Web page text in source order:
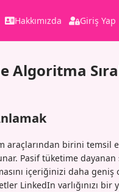
Hakkımızda Giriş Yap
birini temsil
Pasif tüketime
içeriğinizi daha
LinkedIn varlığınızı bir